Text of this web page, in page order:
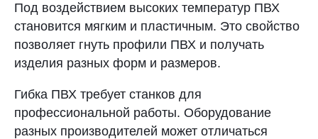
НОВОСИБИРСК
sale@plastikam.ru
Под воздействием высоких температур ПВХ
становится мягким и пластичным. Это свойство
позволяет гнуть профили ПВХ и получать
изделия разных форм и размеров.
Гибка ПВХ требует станков для
профессиональной работы. Оборудование
разных производителей может отличаться